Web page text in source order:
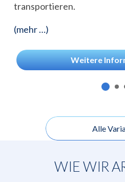
transportieren.
(mehr …)
Weitere
Alle
WIE WIR